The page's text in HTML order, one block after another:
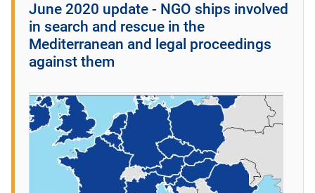
June 2020 update - NGO ships involved
in search and rescue in the
Mediterranean and legal proceedings
against them